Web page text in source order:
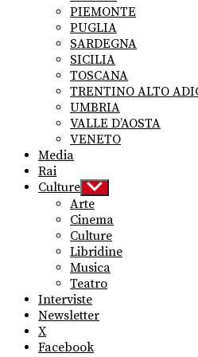
PIEMONTE
PUGLIA
SARDEGNA
SICILIA
TOSCANA
TRENTINO ALTO
UMBRIA
VALLE D’AOSTA
VENETO
Media
Rai
Culture Show
sub
menu
Arte
Cinema
Culture
Libridine
Musica
Teatro
Interviste
Newsletter
X
Facebook